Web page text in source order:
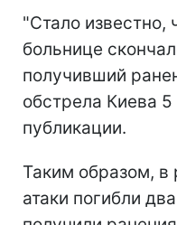
"Стало известно,
больнице
получивший
обстрела Киева 5
публикации.
Таким образом, в
атаки погибли